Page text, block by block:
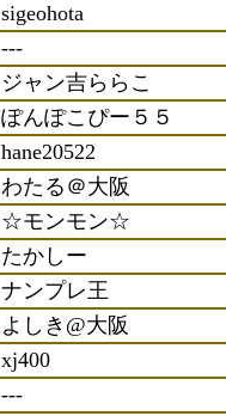
sigeohota
---
ジャン吉ららこ
ぽんぽこぴー５５
hane20522
わたる＠大阪
☆モンモン☆
たかしー
ナンプレ王
よしき@大阪
xj400
---